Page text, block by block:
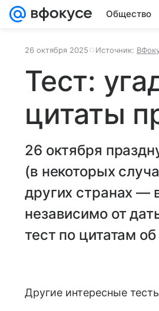
Общество
26 октября 2025 Источник:
Тест:
цитаты
26 октября
(в некоторых
других странах —
независимо от
тест по цитатам
Другие интересные